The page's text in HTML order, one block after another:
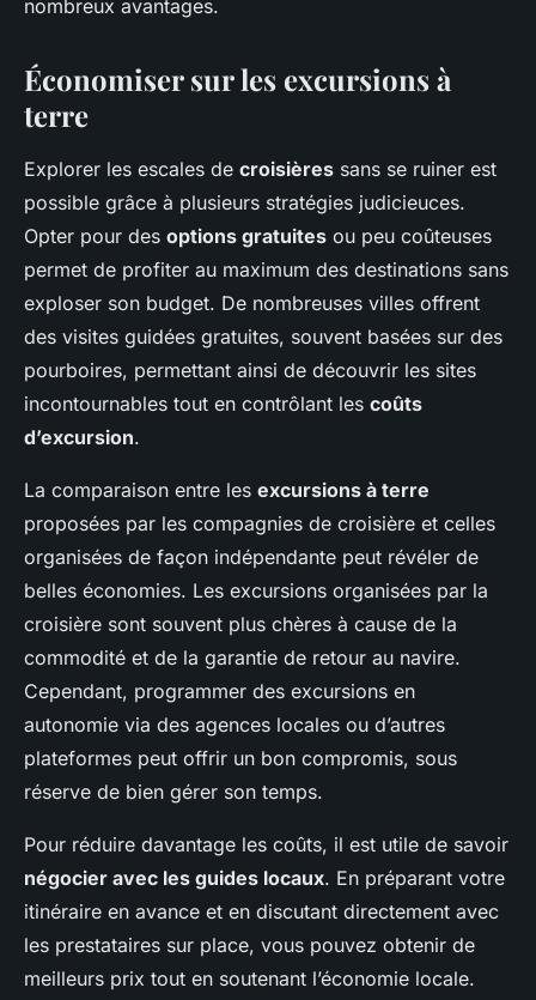
nombreux avantages.
Économiser sur les excursions à
terre
Explorer les escales de croisières sans se ruiner est
possible grâce à plusieurs stratégies judicieuces.
Opter pour des options gratuites ou peu coûteuses
permet de profiter au maximum des destinations sans
exploser son budget. De nombreuses villes offrent
des visites guidées gratuites, souvent basées sur des
pourboires, permettant ainsi de découvrir les sites
incontournables tout en contrôlant les coûts
d’excursion.
La comparaison entre les excursions à terre
proposées par les compagnies de croisière et celles
organisées de façon indépendante peut révéler de
belles économies. Les excursions organisées par la
croisière sont souvent plus chères à cause de la
commodité et de la garantie de retour au navire.
Cependant, programmer des excursions en
autonomie via des agences locales ou d’autres
plateformes peut offrir un bon compromis, sous
réserve de bien gérer son temps.
Pour réduire davantage les coûts, il est utile de savoir
négocier avec les guides locaux. En préparant votre
itinéraire en avance et en discutant directement avec
les prestataires sur place, vous pouvez obtenir de
meilleurs prix tout en soutenant l’économie locale.